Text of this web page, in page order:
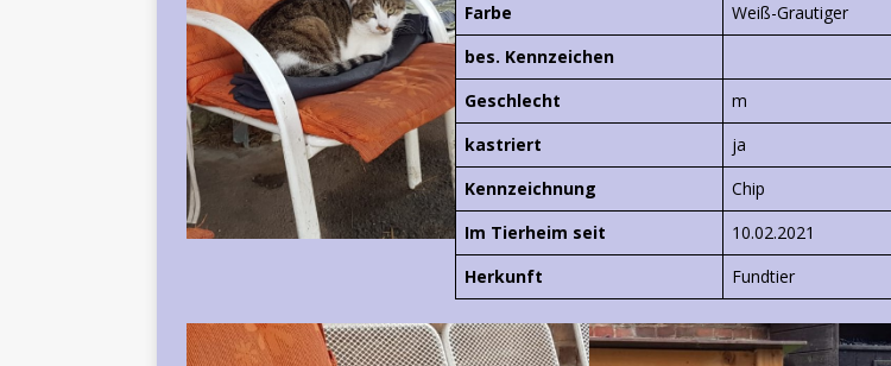
Farbe
Weiß-Grautiger
bes. Kennzeichen
Geschlecht
m
kastriert
ja
Kennzeichnung
Chip
Im Tierheim seit
10.02.2021
Herkunft
Fundtier